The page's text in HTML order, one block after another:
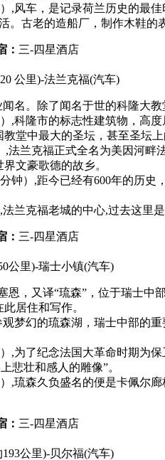
,风车，是记录荷兰历史的最
。古老的造船厂，制作木鞋
： 三-四星酒店
公里)-法兰克福(汽车)
名。除了闻名于世的科隆大
,科隆市的标志性建筑物，高
堂中最大的圣坛，甚至圣坛
法兰克福正式全名为美因河
文豪歌德的故乡。
钟）,距今已经有600年的历
兰克福老城的中心,过去这里
： 三-四星酒店
公里)-瑞士小镇(汽车)
恩，又译“琉森”，位于瑞士
居住和写作。
梦幻的琉森湖，瑞士中部的
,为了纪念法国大革命时期为
悲壮和感人的雕像”。
,琉森久负盛名的便是卡佩尔
： 三-四星酒店
公里)-贝尔福(汽车)